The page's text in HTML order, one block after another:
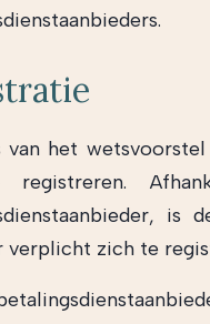
van het
is
verplicht zich te